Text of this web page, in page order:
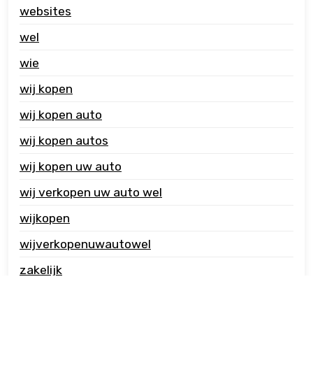
websites
wel
wie
wij kopen
wij kopen auto
wij kopen autos
wij kopen uw auto
wij verkopen uw auto wel
wijkopen
wijverkopenuwautowel
zakelijk